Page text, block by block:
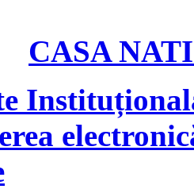
CASA